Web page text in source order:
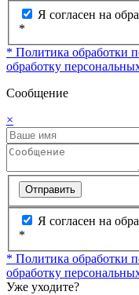
Я согласен на
*
* Политика обработки
обработку
Сообщение
×
Отправить
Я согласен на
*
* Политика обработки
обработку
Уже уходите?